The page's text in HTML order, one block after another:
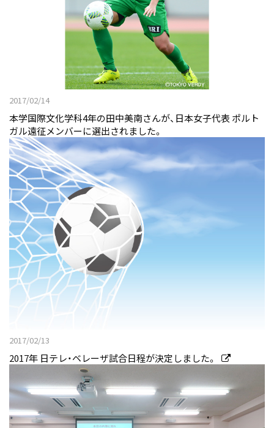
2017/02/14
本学国際文化学科4年の田中美南さんが、日本女子代表 ポルト
ガル遠征メンバーに選出されました。
2017/02/13
2017年 日テレ・ベレーザ試合日程が決定しました。